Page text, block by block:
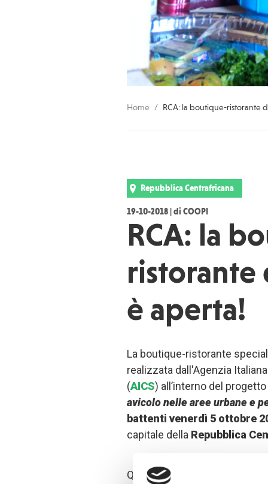
Home RCA: la boutique-ristorante
Repubblica Centrafricana
19-10-2018 | di COOPI
RCA: la
ristorante
è aperta!
La boutique-ristorante
realizzata dall'Agenzia
(AICS) all’interno del progetto
avicolo nelle aree urbane e
battenti venerdì 5 ottobre
capitale della Repubblica
Questa boutique-ristorante è